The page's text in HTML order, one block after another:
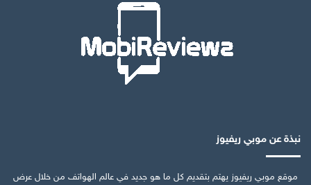
نبذة عن موبي ريفيوز
موقع موبي ريفيوز يهتم بتقديم كل ما هو جديد في عالم الهواتف من خلال عرض